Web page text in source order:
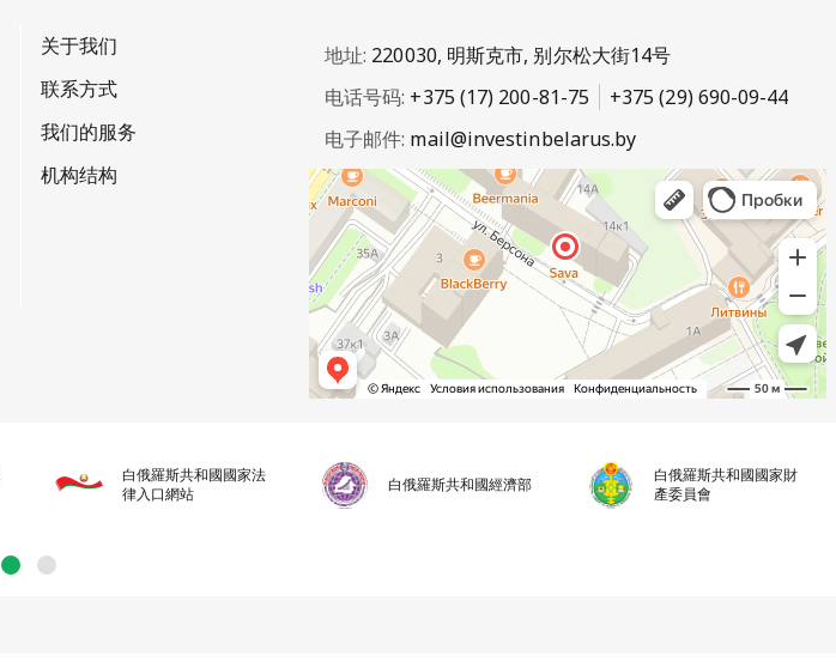
关于我们
联系方式
我们的服务
机构结构
地址: 220030, 明斯克市, 别尔松大街14号
电话号码: +375 (17) 200-81-75
+375 (29) 690-09-44
电子邮件: mail@investinbelarus.by
白俄羅斯共和國國家法
律入口網站
白俄羅斯共和國經濟部
白俄羅斯共和國國家財
產委員會